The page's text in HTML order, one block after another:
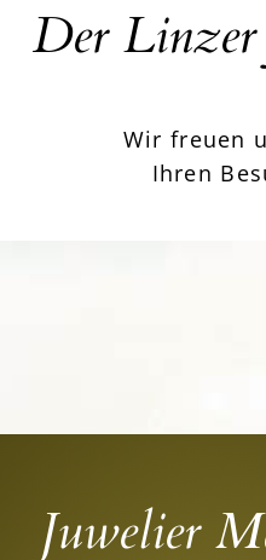
Der Linzer
Wir freuen
Ihren
Juwelier